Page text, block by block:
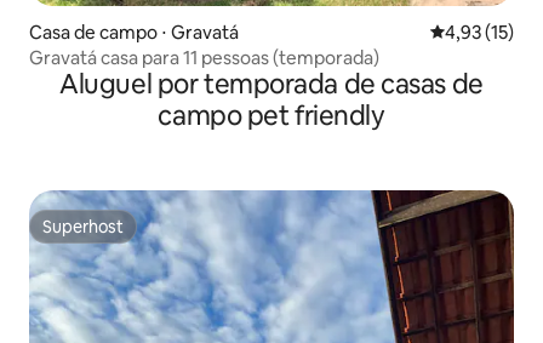
Casa de campo ⋅ Gravatá 4,93 de uma
4,93 (15)
Gravatá casa para 11 pessoas (temporada)
Aluguel por temporada de casas de
campo pet friendly
Superhost
Superhost